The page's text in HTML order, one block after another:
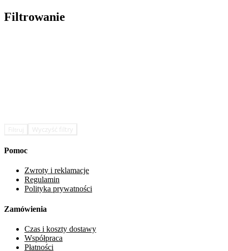
Filtrowanie
Filtruj Wyczyść filtry
Pomoc
Zwroty i reklamacje
Regulamin
Polityka prywatności
Zamówienia
Czas i koszty dostawy
Współpraca
Płatności